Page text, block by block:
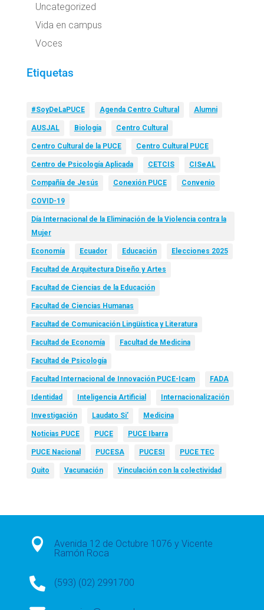
Uncategorized
Vida en campus
Voces
Etiquetas
#SoyDeLaPUCE Agenda Centro Cultural Alumni
AUSJAL Biología Centro Cultural
Centro Cultural de la PUCE Centro Cultural PUCE
Centro de Psicología Aplicada CETCIS CISeAL
Compañía de Jesús Conexión PUCE Convenio
COVID-19
Día Internacional de la Eliminación de la Violencia contra la
Mujer
Economía Ecuador Educación Elecciones 2025
Facultad de Arquitectura Diseño y Artes
Facultad de Ciencias de la Educación
Facultad de Ciencias Humanas
Facultad de Comunicación Lingüística y Literatura
Facultad de Economía Facultad de Medicina
Facultad de Psicología
Facultad Internacional de Innovación PUCE-Icam FADA
Identidad Inteligencia Artificial Internacionalización
Investigación Laudato Si’ Medicina
Noticias PUCE PUCE PUCE Ibarra
PUCE Nacional PUCESA PUCESI PUCE TEC
Quito Vacunación Vinculación con la colectividad

Avenida 12 de Octubre 1076 y Vicente
Ramón Roca
 (593) (02) 2991700